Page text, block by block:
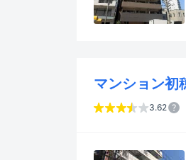
マンション初
3.62